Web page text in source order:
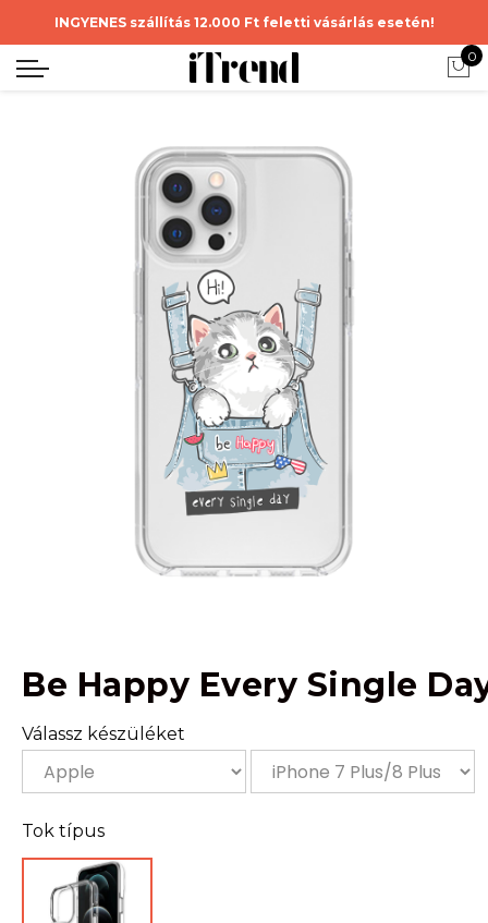
INGYENES szállítás 12.000 Ft feletti vásárlás esetén!
0
Be Happy Every Single
Válassz készüléket
Tok típus